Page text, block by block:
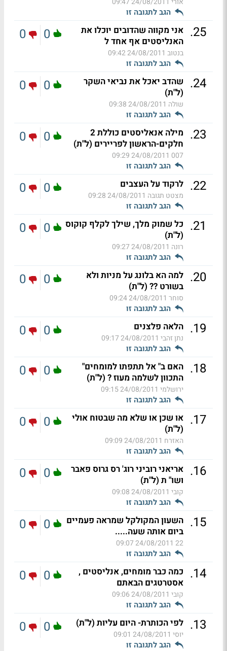
הגב לתגובה זו
25
. אני מקווה שהדובים יוכלו את
האנליסטים אף אחד ל
בנטוב 24/08/2011 09:42
הגב לתגובה זו
0
0
24
. שהדב יאכל את נביאי השקר
(ל"ת)
שולה 24/08/2011 09:38
הגב לתגובה זו
0
0
23
.
מילה אנאליסטים כוללת 2
חלקים-הראשון לפריירים (ל"ת)
007
24/08/2011 09:29
הגב לתגובה זו
0
0
22
. לרקוד על העצבים
מצטט תגובה 24/08/2011 09:28
הגב לתגובה זו
0
0
21
. כל שמוק מלך, שילך לקלף קוקוס
(ל"ת)
רונה 24/08/2011 09:27
הגב לתגובה זו
0
0
20
. למה הא בלונג על מניות ולא
בשורט ?? (ל"ת)
סוחר 24/08/2011 09:24
הגב לתגובה זו
0
0
19
. הלאה פלצנים
נתן זהבי 24/08/2011 09:17
הגב לתגובה זו
0
0
18
. האם ב" אל תתפתו למומחים"
התכוון לשלמה מעוז ? (ל"ת)
ירושלמי 24/08/2011 09:15
הגב לתגובה זו
0
0
17
. או שכן או שלא מה שבטוח אולי
(ל"ת)
האזרח 24/08/2011 09:09
הגב לתגובה זו
0
0
16
. אריאני רוביני רוג' רס גרוס פאבר
ושו" ת (ל"ת)
קובי 24/08/2011 09:08
הגב לתגובה זו
0
0
15
. השעון המקולקל שמראה פעמיים
ביום אותה שעה.....
22
24/08/2011 09:07
הגב לתגובה זו
0
0
14
. כמה כבר מומחים, אנליסטים ,
אסטרטגים הבאתם
קובי 24/08/2011 09:06
הגב לתגובה זו
0
0
13
. לפי הכותרת- היום עליות (ל"ת)
יוסי 24/08/2011 09:01
הגב לתגובה זו
0
0